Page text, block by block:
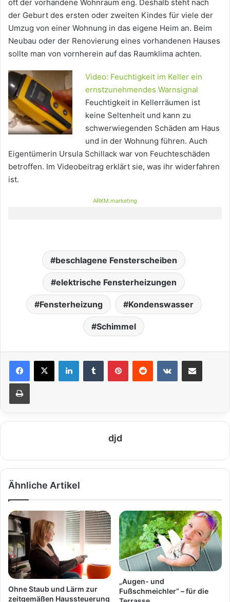
oft der vorhandene Wohnraum eng. Deshalb steht nach
der Geburt des ersten oder zweiten Kindes für viele der
Umzug von einer Wohnung in das eigene Heim an. Beim
Neubau oder der Renovierung eines vorhandenen Hauses
sollte man von vornherein auf das Raumklima achten.
Video: Feuchtigkeit im Keller ein
ernstzunehmendes Warnsignal
Feuchtigkeit in Kellerräumen ist
keine Seltenheit und kann zu
schwerwiegenden Schäden am Haus
und in der Wohnung führen. Auch
Eigentümerin Ursula Schillack war von Feuchteschäden
betroffen. Im Videobeitrag erklärt sie, was ihr widerfahren
ist.
ARKM.marketing
beschlagene Fensterscheiben
elektrische Fensterheizungen
Fensterheizung Kondenswasser
Schimmel
djd
Ähnliche Artikel
Ohne Staub und Lärm zur
zeitgemäßen Haussteuerung
„Augen- und
Fußschmeichler“ – für die